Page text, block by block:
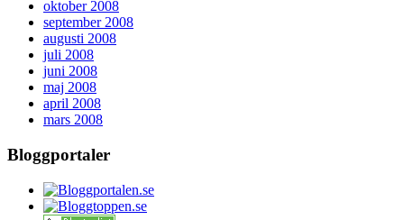
oktober 2008
september 2008
augusti 2008
juli 2008
juni 2008
maj 2008
april 2008
mars 2008
Bloggportaler